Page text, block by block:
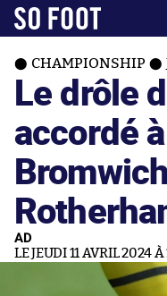
CHAMPIONSHIP
Le drôle
accordé
AD
LE JEUDI 11 AVRIL 2024 À